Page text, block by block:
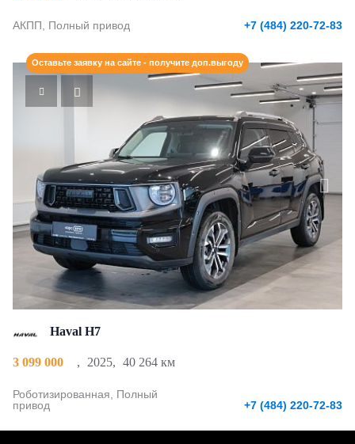
АКПП, Полный привод +7 (484) 220-72-83
Оставьте заявку на сайте - получите доп.выгоду
Haval H7
3 099 000 , 2025, 40 264 км
Роботизированная, Полный
привод
+7 (484) 220-72-83